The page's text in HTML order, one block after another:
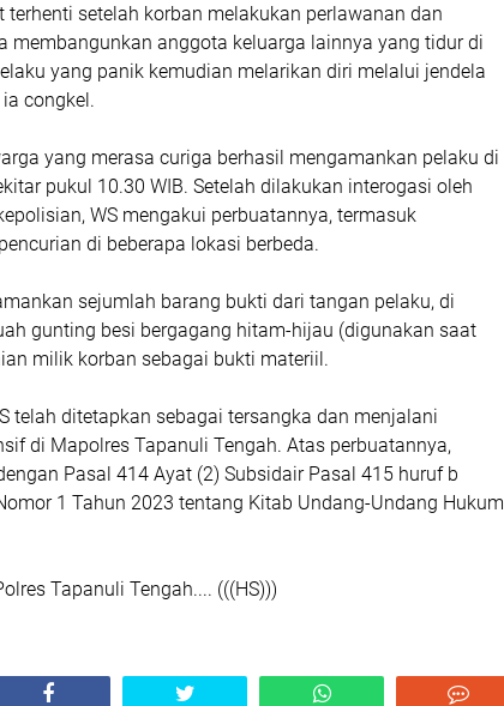
terhenti setelah korban melakukan perlawanan dan
membangunkan anggota keluarga lainnya yang tidur di
yang panik kemudian melarikan diri melalui jendela
congkel.
yang merasa curiga berhasil mengamankan pelaku di
pukul 10.30 WIB. Setelah dilakukan interogasi oleh
WS mengakui perbuatannya, termasuk
di beberapa lokasi berbeda.
sejumlah barang bukti dari tangan pelaku, di
gunting besi bergagang hitam-hijau (digunakan saat
milik korban sebagai bukti materiil.
telah ditetapkan sebagai tersangka dan menjalani
di Mapolres Tapanuli Tengah. Atas perbuatannya,
Pasal 414 Ayat (2) Subsidair Pasal 415 huruf b
1 Tahun 2023 tentang Kitab Undang-Undang Hukum
Tapanuli Tengah.... (((HS)))